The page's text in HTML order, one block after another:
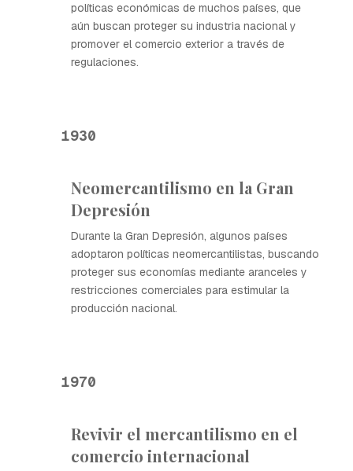
políticas económicas de muchos países, que
aún buscan proteger su industria nacional y
promover el comercio exterior a través de
regulaciones.
1930
Neomercantilismo en la Gran
Depresión
Durante la Gran Depresión, algunos países
adoptaron políticas neomercantilistas, buscando
proteger sus economías mediante aranceles y
restricciones comerciales para estimular la
producción nacional.
1970
Revivir el mercantilismo en el
comercio internacional